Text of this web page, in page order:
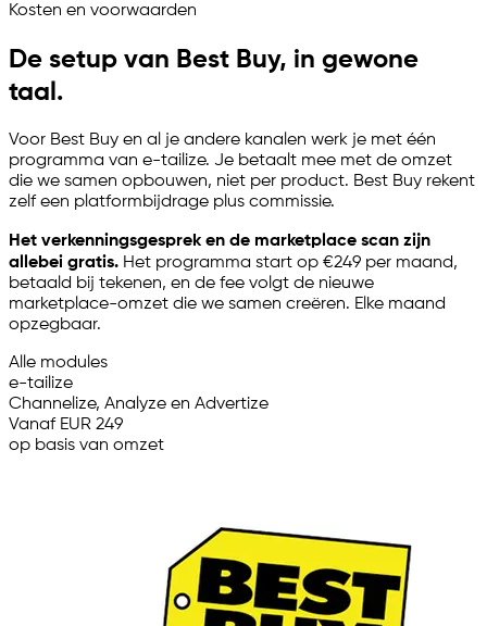
Kosten en voorwaarden
De setup van Best Buy, in gewone
taal.
Voor Best Buy en al je andere kanalen werk je met één
programma van e-tailize. Je betaalt mee met de omzet
die we samen opbouwen, niet per product. Best Buy rekent
zelf een platformbijdrage plus commissie.
Het verkenningsgesprek en de marketplace scan zijn
allebei gratis. Het programma start op €249 per maand,
betaald bij tekenen, en de fee volgt de nieuwe
marketplace-omzet die we samen creëren. Elke maand
opzegbaar.
Alle modules
e-tailize
Channelize, Analyze en Advertize
Vanaf EUR 249
op basis van omzet